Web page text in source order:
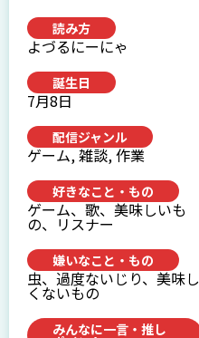
読み方
よづるにーにゃ
誕生日
7月8日
配信ジャンル
ゲーム, 雑談, 作業
好きなこと・もの
ゲーム、歌、美味しいも
の、リスナー
嫌いなこと・もの
虫、過度ないじり、美味し
くないもの
みんなに一言・推し